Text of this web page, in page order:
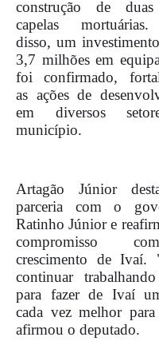
construção de
capelas
disso, um
3,7 milhões em
foi confirmado,
as ações de
em diversos
município.
Artagão Júnior
parceria com o
Ratinho Júnior e
compromisso
crescimento de Ivaí.
continuar
para fazer de Ivaí
cada vez melhor
afirmou o deputado.